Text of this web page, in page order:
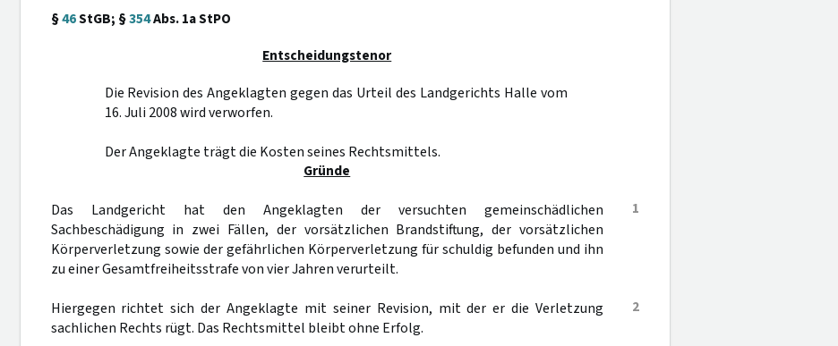
§46StGB; §354Abs. 1a StPO
Entscheidungstenor
Die Revision des Angeklagten gegen das Urteil des Landgerichts Halle vom
16. Juli 2008 wird verworfen.
Der Angeklagte trägt die Kosten seines Rechtsmittels.
Gründe
1
Das Landgericht hat den Angeklagten der versuchten gemeinschädlichen
Sachbeschädigung in zwei Fällen, der vorsätzlichen Brandstiftung, der vorsätzlichen
Körperverletzung sowie der gefährlichen Körperverletzung für schuldig befunden und ihn
zu einer Gesamtfreiheitsstrafe von vier Jahren verurteilt.
2
Hiergegen richtet sich der Angeklagte mit seiner Revision, mit der er die Verletzung
sachlichen Rechts rügt. Das Rechtsmittel bleibt ohne Erfolg.